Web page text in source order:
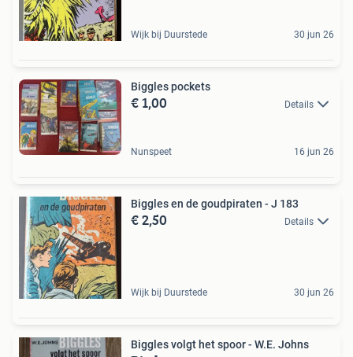
Wijk bij Duurstede 30 jun 26
Biggles pockets
€ 1,00 Details
Nunspeet 16 jun 26
Biggles en de goudpiraten - J 183
€ 2,50 Details
Wijk bij Duurstede 30 jun 26
Biggles volgt het spoor - W.E. Johns